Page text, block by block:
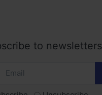
to newsletters